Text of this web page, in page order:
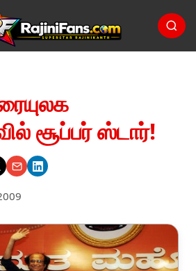
சூப்பர் ஸ்டார்!